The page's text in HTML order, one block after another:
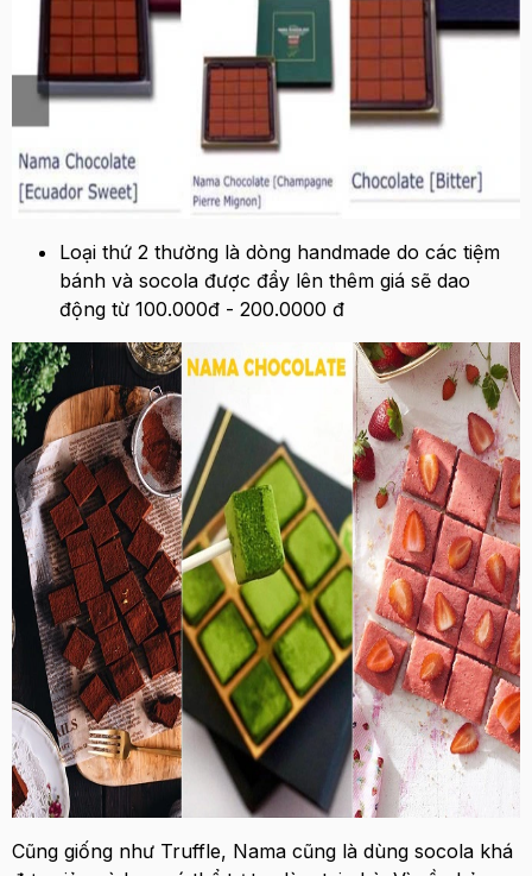
Loại thứ 2 thường là dòng handmade do các tiệm
bánh và socola được đẩy lên thêm giá sẽ dao
động từ 100.000đ - 200.0000 đ
Cũng giống như Truffle, Nama cũng là dùng socola khá